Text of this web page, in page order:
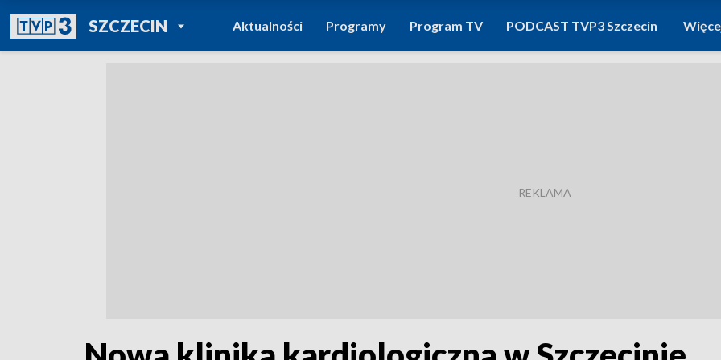
SZCZECINPOWRÓT DO
TVP REGIONY
Aktualności Programy Program TV PODCAST TVP3 Szczecin